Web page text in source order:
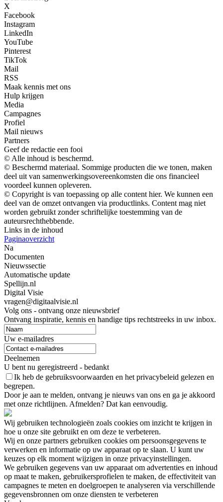
X
Facebook
Instagram
LinkedIn
YouTube
Pinterest
TikTok
Mail
RSS
Maak kennis met ons
Hulp krijgen
Media
Campagnes
Profiel
Mail nieuws
Partners
Geef de redactie een fooi
© Alle inhoud is beschermd.
© Beschermd materiaal. Sommige producten die we tonen, maken
deel uit van samenwerkingsovereenkomsten die ons financieel
voordeel kunnen opleveren.
© Copyright is van toepassing op alle content hier. We kunnen een
deel van de omzet ontvangen via productlinks. Content mag niet
worden gebruikt zonder schriftelijke toestemming van de
auteursrechthebbende.
Links in de inhoud
Paginaoverzicht
Na
Documenten
Nieuwssectie
Automatische update
Spellijn.nl
Digital Visie
vragen@digitaalvisie.nl
Volg ons - ontvang onze nieuwsbrief
Ontvang inspiratie, kennis en handige tips rechtstreeks in uw inbox.
Uw e-mailadres
Deelnemen
U bent nu geregistreerd - bedankt
Ik heb de gebruiksvoorwaarden en het privacybeleid gelezen en
begrepen.
Door je aan te melden, ontvang je nieuws van ons en ga je akkoord
met onze richtlijnen. Afmelden? Dat kan eenvoudig.
Wij gebruiken technologieën zoals cookies om inzicht te krijgen in
hoe u onze site gebruikt en om deze te verbeteren.
Wij en onze partners gebruiken cookies om persoonsgegevens te
verwerken en informatie op uw apparaat op te slaan. U kunt uw
keuzes op elk moment wijzigen in onze privacyinstellingen.
We gebruiken gegevens van uw apparaat om advertenties en inhoud
op maat te maken, gebruikersprofielen te maken, de effectiviteit van
campagnes te meten en doelgroepen te analyseren via verschillende
gegevensbronnen om onze diensten te verbeteren